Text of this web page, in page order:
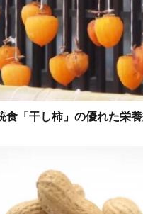
食「干し柿」の優れた栄